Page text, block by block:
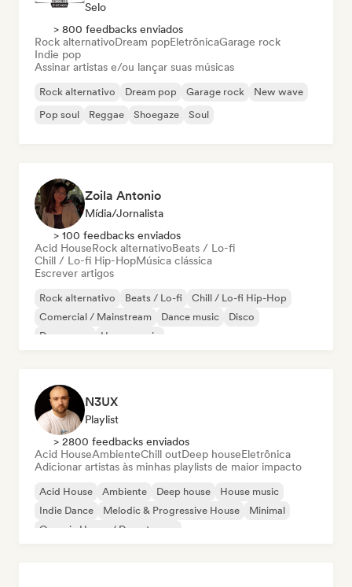
Selo
> 800 feedbacks enviados
Rock alternativoDream popEletrônicaGarage rock
Indie pop
Assinar artistas e/ou lançar suas músicas
Rock alternativo Dream pop Garage rock
New wave
Pop soul
Reggae Shoegaze Soul
Zoila Antonio
Mídia/Jornalista
> 100 feedbacks enviados
Acid HouseRock alternativoBeats / Lo-fi
Chill / Lo-fi Hip-HopMúsica clássica
Escrever artigos
Rock alternativo Beats / Lo-fi
Chill / Lo-fi Hip-Hop
Comercial / Mainstream
Dance music
Disco
Dream pop
House music
N3UX
Playlist
> 2800 feedbacks enviados
Acid HouseAmbienteChill outDeep houseEletrônica
Adicionar artistas às minhas playlists de maior impacto
Acid House Ambiente Deep house
House music
Indie Dance
Melodic & Progressive House
Minimal
Organic House / Downtempo